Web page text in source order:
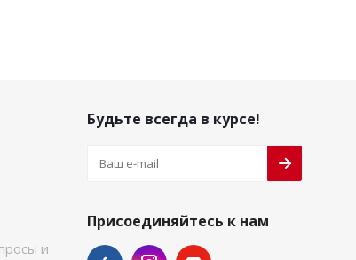
и
Будьте всегда в курсе!
Присоединяйтесь к нам